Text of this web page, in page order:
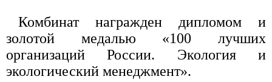
Комбинат награжден дипломом и
золотой медалью «100 лучших
организаций России. Экология и
экологический менеджмент».